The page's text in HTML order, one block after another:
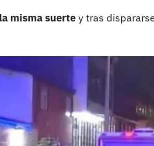
misma suertey tras